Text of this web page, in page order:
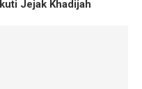
Jejak Khadijah